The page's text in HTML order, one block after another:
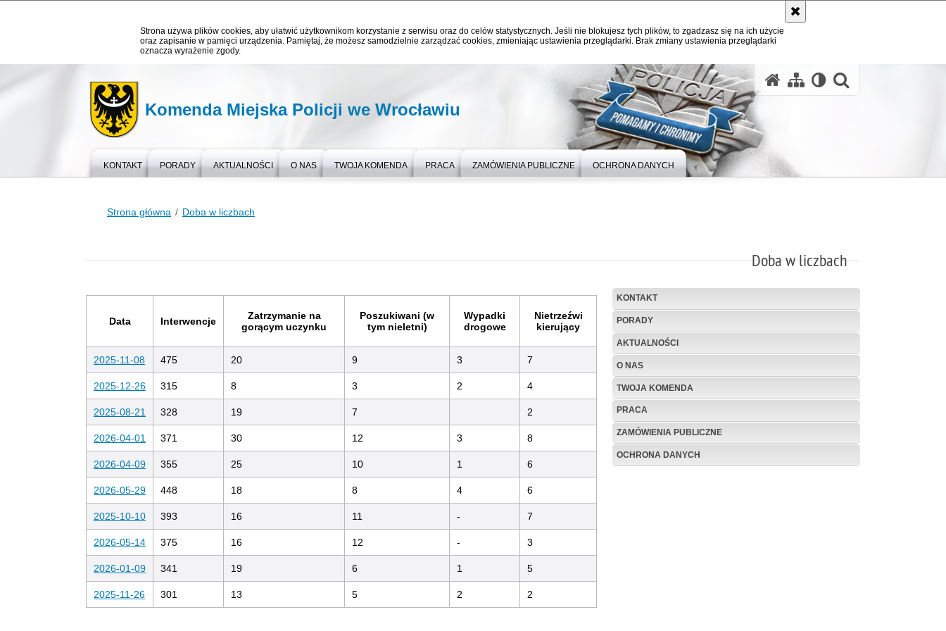
Strona używa plików cookies, aby ułatwić użytkownikom korzystanie z serwisu oraz do celów statystycznych. Jeśli nie blokujesz tych plików, to zgadzasz się na ich użycie
oraz zapisanie w pamięci urządzenia. Pamiętaj, że możesz samodzielnie zarządzać cookies, zmieniając ustawienia przeglądarki. Brak zmiany ustawienia przeglądarki
oznacza wyrażenie zgody.
Komenda Miejska Policji we Wrocławiu
KONTAKT PORADY AKTUALNOŚCI O NAS TWOJA KOMENDA PRACA ZAMÓWIENIA PUBLICZNE OCHRONA DANYCH
Strona główna Doba w liczbach
Doba w liczbach
Data Interwencje
Zatrzymanie na
gorącym uczynku
Poszukiwani (w
tym nieletni)
Wypadki
drogowe
Nietrzeźwi
kierujący
2025-11-08 475 20 9 3 7
2025-12-26 315 8 3 2 4
2025-08-21 328 19 7 2
2026-04-01 371 30 12 3 8
2026-04-09 355 25 10 1 6
2026-05-29 448 18 8 4 6
2025-10-10 393 16 11 - 7
2026-05-14 375 16 12 - 3
2026-01-09 341 19 6 1 5
2025-11-26 301 13 5 2 2
KONTAKT
PORADY
AKTUALNOŚCI
O NAS
TWOJA KOMENDA
PRACA
ZAMÓWIENIA PUBLICZNE
OCHRONA DANYCH